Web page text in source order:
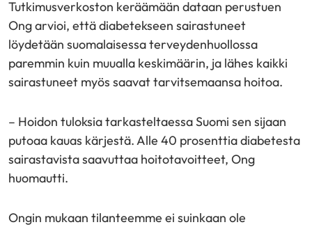
Tutkimusverkoston keräämään dataan perustuen
Ong arvioi, että diabetekseen sairastuneet
löydetään suomalaisessa terveydenhuollossa
paremmin kuin muualla keskimäärin, ja lähes kaikki
sairastuneet myös saavat tarvitsemaansa hoitoa.
– Hoidon tuloksia tarkasteltaessa Suomi sen sijaan
putoaa kauas kärjestä. Alle 40 prosenttia diabetesta
sairastavista saavuttaa hoitotavoitteet, Ong
huomautti.
Ongin mukaan tilanteemme ei suinkaan ole